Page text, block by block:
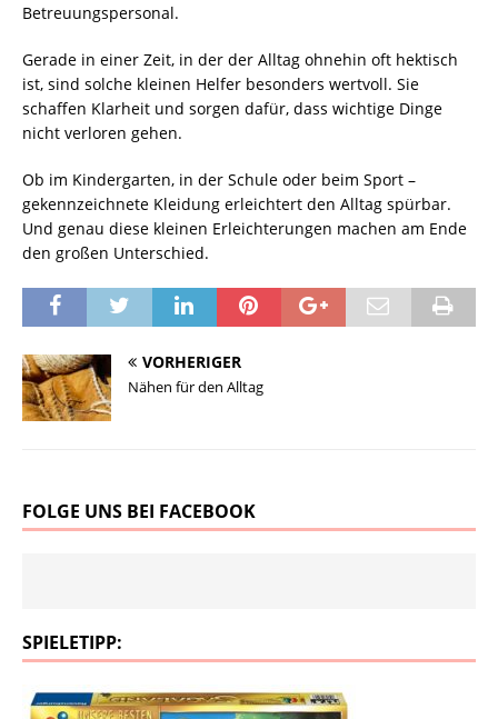
Betreuungspersonal.
Gerade in einer Zeit, in der der Alltag ohnehin oft hektisch
ist, sind solche kleinen Helfer besonders wertvoll. Sie
schaffen Klarheit und sorgen dafür, dass wichtige Dinge
nicht verloren gehen.
Ob im Kindergarten, in der Schule oder beim Sport –
gekennzeichnete Kleidung erleichtert den Alltag spürbar.
Und genau diese kleinen Erleichterungen machen am Ende
den großen Unterschied.
VORHERIGER
Nähen für den Alltag
FOLGE UNS BEI FACEBOOK
SPIELETIPP: